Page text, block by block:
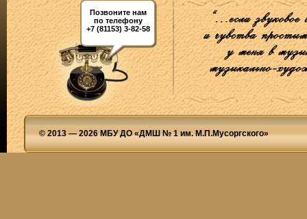
Позвоните нам
по телефону
+7 (81153) 3-82-58
© 2013 — 2026 МБУ ДО «ДМШ № 1 им. М.П.Мусоргского»